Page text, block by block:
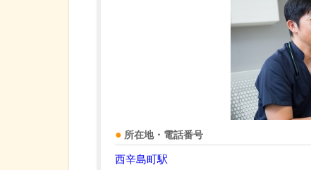
所在地・電話番号
西辛島町駅